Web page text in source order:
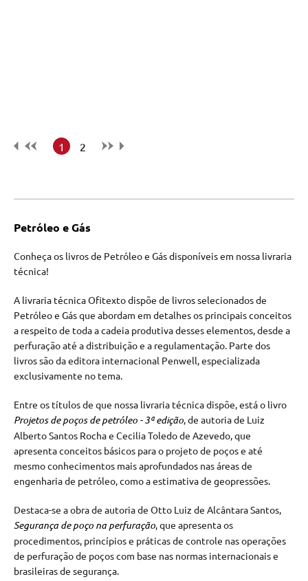
1 2
Petróleo e Gás
Conheça os livros de Petróleo e Gás disponíveis em nossa livraria
técnica!
A livraria técnica Ofitexto dispõe de livros selecionados de
Petróleo e Gás que abordam em detalhes os principais conceitos
a respeito de toda a cadeia produtiva desses elementos, desde a
perfuração até a distribuição e a regulamentação. Parte dos
livros são da editora internacional Penwell, especializada
exclusivamente no tema.
Entre os títulos de que nossa livraria técnica dispõe, está o livro
Projetos de poços de petróleo - 3ª edição, de autoria de Luiz
Alberto Santos Rocha e Cecilia Toledo de Azevedo, que
apresenta conceitos básicos para o projeto de poços e até
mesmo conhecimentos mais aprofundados nas áreas de
engenharia de petróleo, como a estimativa de geopressões.
Destaca-se a obra de autoria de Otto Luiz de Alcântara Santos,
Segurança de poço na perfuração, que apresenta os
procedimentos, princípios e práticas de controle nas operações
de perfuração de poços com base nas normas internacionais e
brasileiras de segurança.